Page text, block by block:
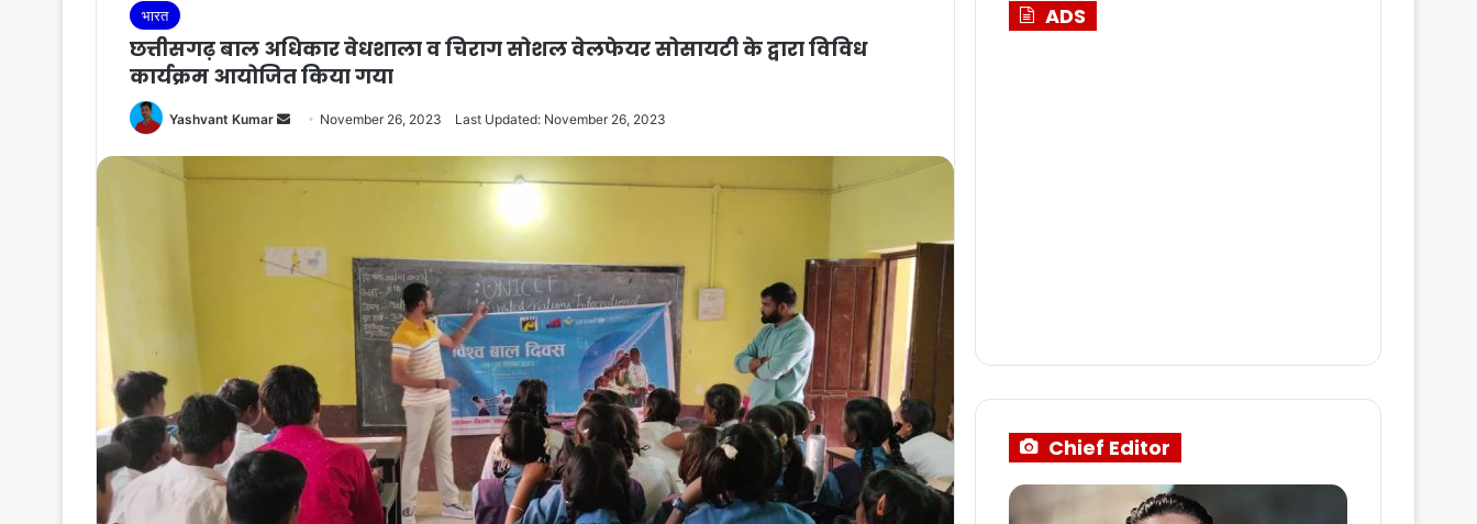
भारत
छत्तीसगढ़ बाल अधिकार वेधशाला व चिराग सोशल वेलफेयर सोसायटी के द्वारा विविध
कार्यक्रम आयोजित किया गया
Yashvant Kumar
Send November 26, 2023 Last Updated: November 26, 2023
ADS
Chief Editor